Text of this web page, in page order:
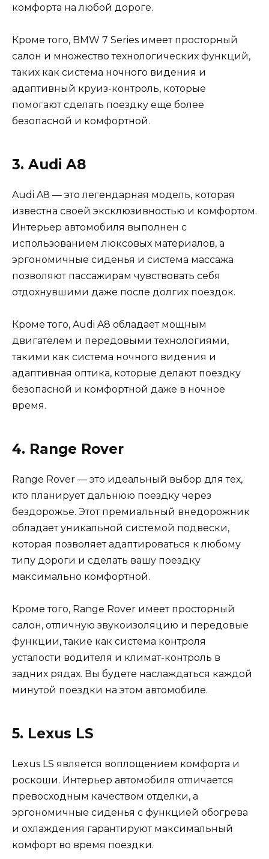
комфорта на любой дороге.
Кроме того, BMW 7 Series имеет просторный
салон и множество технологических функций,
таких как система ночного видения и
адаптивный круиз-контроль, которые
помогают сделать поездку еще более
безопасной и комфортной.
3. Audi A8
Audi A8 — это легендарная модель, которая
известна своей эксклюзивностью и комфортом.
Интерьер автомобиля выполнен с
использованием люксовых материалов, а
эргономичные сиденья и система массажа
позволяют пассажирам чувствовать себя
отдохнувшими даже после долгих поездок.
Кроме того, Audi A8 обладает мощным
двигателем и передовыми технологиями,
такими как система ночного видения и
адаптивная оптика, которые делают поездку
безопасной и комфортной даже в ночное
время.
4. Range Rover
Range Rover — это идеальный выбор для тех,
кто планирует дальнюю поездку через
бездорожье. Этот премиальный внедорожник
обладает уникальной системой подвески,
которая позволяет адаптироваться к любому
типу дороги и сделать вашу поездку
максимально комфортной.
Кроме того, Range Rover имеет просторный
салон, отличную звукоизоляцию и передовые
функции, такие как система контроля
усталости водителя и климат-контроль в
задних рядах. Вы будете наслаждаться каждой
минутой поездки на этом автомобиле.
5. Lexus LS
Lexus LS является воплощением комфорта и
роскоши. Интерьер автомобиля отличается
превосходным качеством отделки, а
эргономичные сиденья с функцией обогрева
и охлаждения гарантируют максимальный
комфорт во время поездки.